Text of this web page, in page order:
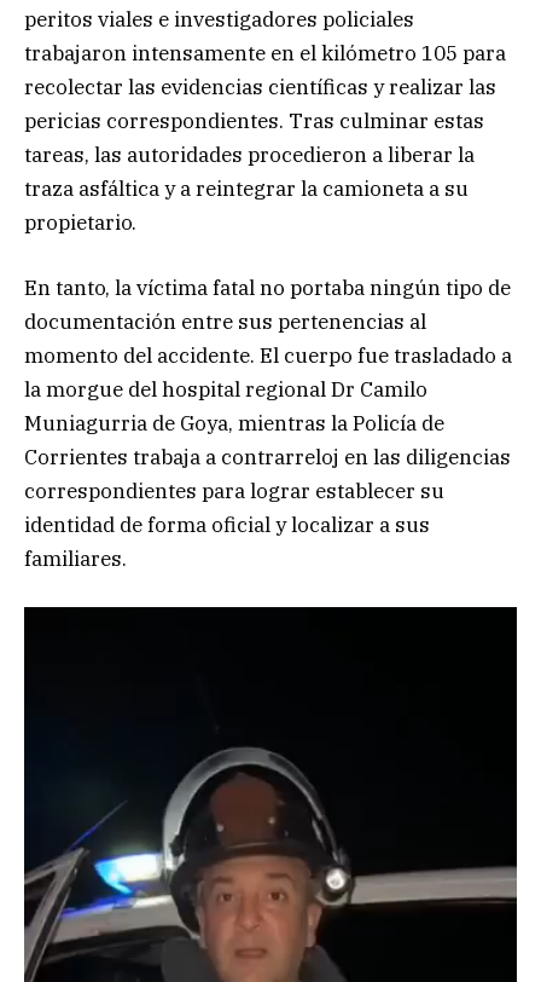
peritos viales e investigadores policiales
trabajaron intensamente en el kilómetro 105 para
recolectar las evidencias científicas y realizar las
pericias correspondientes. Tras culminar estas
tareas, las autoridades procedieron a liberar la
traza asfáltica y a reintegrar la camioneta a su
propietario.
En tanto, la víctima fatal no portaba ningún tipo de
documentación entre sus pertenencias al
momento del accidente. El cuerpo fue trasladado a
la morgue del hospital regional Dr Camilo
Muniagurria de Goya, mientras la Policía de
Corrientes trabaja a contrarreloj en las diligencias
correspondientes para lograr establecer su
identidad de forma oficial y localizar a sus
familiares.